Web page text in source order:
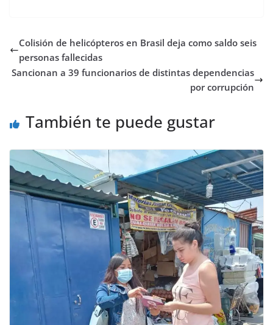
Colisión de helicópteros en Brasil deja como saldo seis
personas fallecidas
Sancionan a 39 funcionarios de distintas dependencias
por corrupción
También te puede gustar